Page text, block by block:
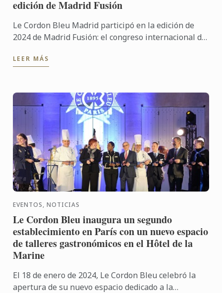
edición de Madrid Fusión
Le Cordon Bleu Madrid participó en la edición de
2024 de Madrid Fusión: el congreso internacional de
como el ...
LEER MÁS
EVENTOS, NOTICIAS
Le Cordon Bleu inaugura un segundo
establecimiento en París con un nuevo espacio
de talleres gastronómicos en el Hôtel de la
Marine
El 18 de enero de 2024, Le Cordon Bleu celebró la
apertura de su nuevo espacio dedicado a la